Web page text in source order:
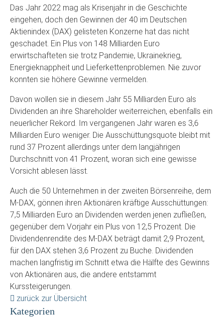
Das Jahr 2022 mag als Krisenjahr in die Geschichte
eingehen, doch den Gewinnen der 40 im Deutschen
Aktienindex (DAX) gelisteten Konzerne hat das nicht
geschadet. Ein Plus von 148 Milliarden Euro
erwirtschafteten sie trotz Pandemie, Ukrainekrieg,
Energieknappheit und Lieferkettenproblemen. Nie zuvor
konnten sie höhere Gewinne vermelden.
Davon wollen sie in diesem Jahr 55 Milliarden Euro als
Dividenden an ihre Shareholder weiterreichen, ebenfalls ein
neuerlicher Rekord. Im vergangenen Jahr waren es 3,6
Milliarden Euro weniger. Die Ausschüttungsquote bleibt mit
rund 37 Prozent allerdings unter dem langjährigen
Durchschnitt von 41 Prozent, woran sich eine gewisse
Vorsicht ablesen lässt.
Auch die 50 Unternehmen in der zweiten Börsenreihe, dem
M-DAX, gönnen ihren Aktionären kräftige Ausschüttungen:
7,5 Milliarden Euro an Dividenden werden jenen zufließen,
gegenüber dem Vorjahr ein Plus von 12,5 Prozent. Die
Dividendenrendite des M-DAX beträgt damit 2,9 Prozent,
für den DAX stehen 3,6 Prozent zu Buche. Dividenden
machen langfristig im Schnitt etwa die Hälfte des Gewinns
von Aktionären aus, die andere entstammt
Kurssteigerungen.
zurück zur Übersicht
Kategorien